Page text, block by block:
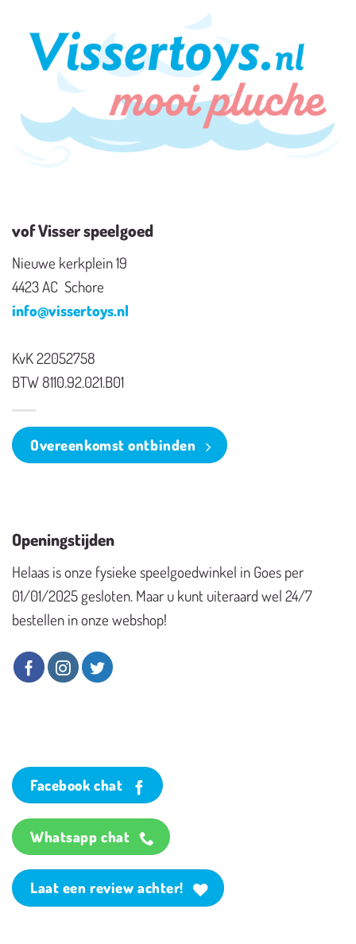
vof Visser speelgoed
Nieuwe kerkplein 19
4423 AC Schore
info@vissertoys.nl
KvK 22052758
BTW 8110.92.021.B01
Overeenkomst ontbinden
Openingstijden
Helaas is onze fysieke speelgoedwinkel in Goes per
01/01/2025 gesloten. Maar u kunt uiteraard wel 24/7
bestellen in onze webshop!
Facebook chat
Whatsapp chat
Laat een review achter!